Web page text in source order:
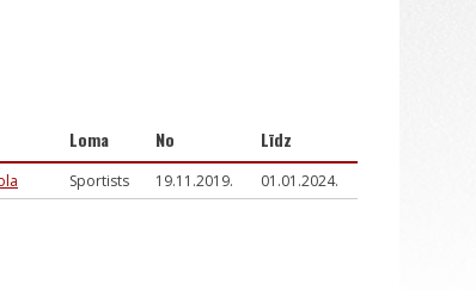
Loma No Līdz
Sportists 19.11.2019. 01.01.2024.